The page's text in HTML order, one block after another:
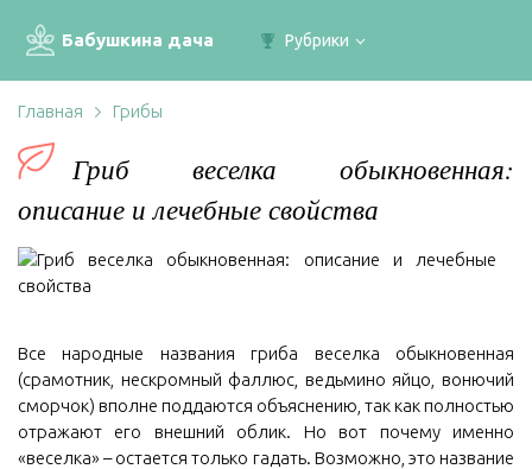
Бабушкина дача Рубрики
Главная Грибы
Гриб веселка обыкновенная:
описание и лечебные свойства
Все народные названия гриба веселка обыкновенная
(срамотник, нескромный фаллюс, ведьмино яйцо, вонючий
сморчок) вполне поддаются объяснению, так как полностью
отражают его внешний облик. Но вот почему именно
«веселка» – остается только гадать. Возможно, это название